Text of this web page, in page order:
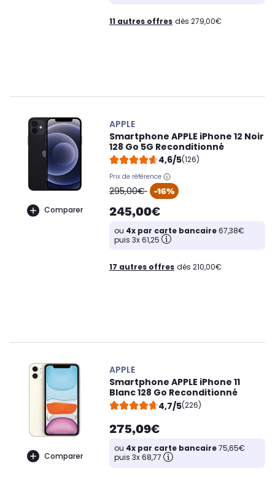
11 autres offres dès 279,00€
Comparer
APPLE
Smartphone APPLE iPhone 12 Noir
128 Go 5G Reconditionné
4,6/5(126)
Prix de référence
oldPrice
295,00€ -16%
245,00€
ou 4x par carte bancaire67,38€
puis 3x 61,25
17 autres offres dès 210,00€
Comparer
APPLE
Smartphone APPLE iPhone 11
Blanc 128 Go Reconditionné
4,7/5(226)
275,09€
ou 4x par carte bancaire75,65€
puis 3x 68,77